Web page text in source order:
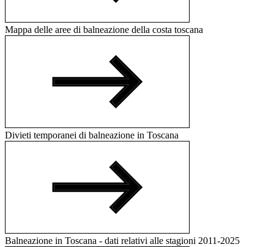
Mappa delle aree di balneazione della costa toscana
Divieti temporanei di balneazione in Toscana
Balneazione in Toscana - dati relativi alle stagioni 2011-2025